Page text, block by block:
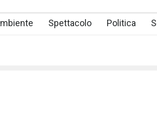
Spettacolo Politica